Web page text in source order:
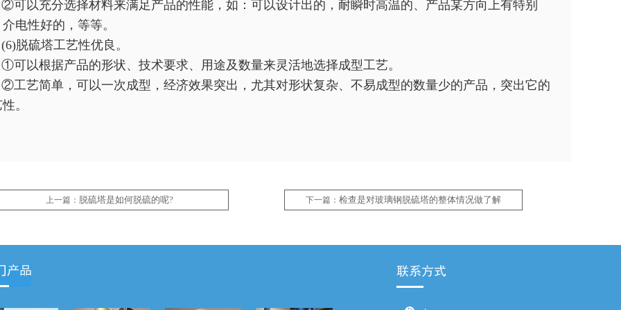
以充分选择材料来满足产品的性能，如：可以设计出的，耐瞬时高温的、产品某方向上有特别
电性好的，等等。
脱硫塔工艺性优良。
以根据产品的形状、技术要求、用途及数量来灵活地选择成型工艺。
艺简单，可以一次成型，经济效果突出，尤其对形状复杂、不易成型的数量少的产品，突出它的
。
上一篇： 脱硫塔是如何脱硫的呢? 下一篇： 检查是对玻璃钢脱硫塔的整体情况做了解